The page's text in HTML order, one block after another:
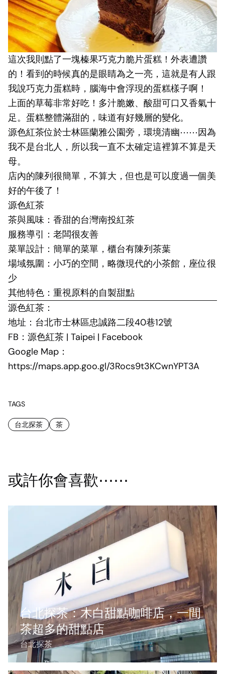
這次我則點了一塊榛果巧克力脆片蛋糕！外表遭讚
的！看到的時候真的是眼睛為之一亮，這就是有人跟
我說巧克力蛋糕時，腦海中會浮現的蛋糕樣子啊！
上面的草莓非常好吃！多汁脆嫩、酸甜可口又香氣十
足。蛋糕整體滿甜的，味道有好幾層的變化。
源色紅茶位於士林區蘭雅公園旁，環境清幽⋯⋯因為
我不是台北人，所以我一直不太確定這裡算不算是天
母。
店內的陳列很簡單，不算大，但也是可以度過一個美
好的午後了！
源色紅茶
茶與風味：香甜的台灣南投紅茶
服務導引：老闆很友善
菜單設計：簡單的菜單，櫃台有陳列茶葉
場域氛圍：小巧的空間，略微現代的小茶館，座位很
少
其他特色：重視原料的自製甜點
源色紅茶：
地址：台北市士林區忠誠路二段40巷12號
FB： 源色紅茶 | Taipei | Facebook
Google Map：
https://maps.app.goo.gl/3Rocs9t3KCwnYPT3A
TAGS
台北探茶 茶
或許你會喜歡⋯⋯
台北探茶：木白甜點咖啡店，一間
茶超多的甜點店
台北探茶